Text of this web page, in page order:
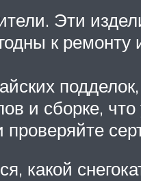
Эти
к ремонту
и сборке,
какой